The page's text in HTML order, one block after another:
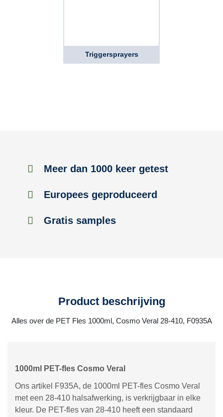
Triggersprayers
Meer dan 1000 keer getest
Europees geproduceerd
Gratis samples
Product beschrijving
Alles over de PET Fles 1000ml, Cosmo Veral 28-410, F0935A
1000ml PET-fles Cosmo Veral
Ons artikel F935A, de 1000ml PET-fles Cosmo Veral
met een 28-410 halsafwerking, is verkrijgbaar in elke
kleur. De PET-fles van 28-410 heeft een standaard